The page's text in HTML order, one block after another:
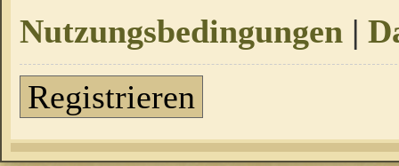
Nutzungsbedingungen |
Registrieren